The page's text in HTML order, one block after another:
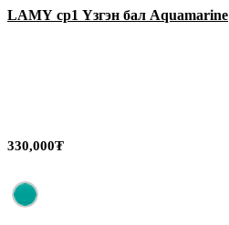
LAMY cp1 Үзгэн бал Aquamarine
330,000₮